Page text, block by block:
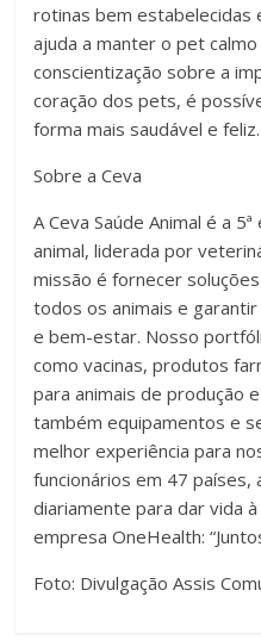
rotinas bem estabelecidas
ajuda a manter o pet calmo
conscientização sobre a
coração dos pets, é
forma mais saudável e feliz.
Sobre a Ceva
A Ceva Saúde Animal é a
animal, liderada por
missão é fornecer
todos os animais e
e bem-estar. Nosso
como vacinas, produtos
para animais de produção
também equipamentos e
melhor experiência para
funcionários em 47 países,
diariamente para dar vida
empresa OneHealth:
Foto: Divulgação Assis